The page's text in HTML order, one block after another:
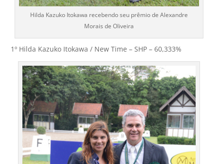
Hilda Kazuko Itokawa recebendo seu prêmio de Alexandre
Morais de Oliveira
1º Hilda Kazuko Itokawa / New Time – SHP – 60,333%